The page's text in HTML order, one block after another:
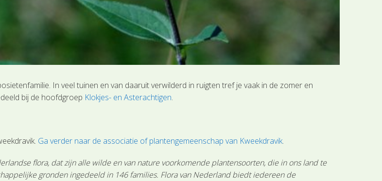
In veel tuinen en van daaruit verwilderd in ruigten tref je vaak in de zomer en
bij de hoofdgroep Klokjes- en Asterachtigen.
Ga verder naar de associatie of plantengemeenschap van Kweekdravik.
flora, dat zijn alle wilde en van nature voorkomende plantensoorten, die in ons land te
gronden ingedeeld in 146 families. Flora van Nederland biedt iedereen de